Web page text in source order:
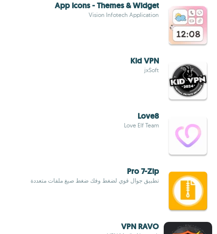
App Icons - Themes & Widget
Vision Infotech Application
Kid VPN
jxSoft
Love8
Love Elf Team
Pro 7-Zip
تطبيق جوال قوي لضغط وفك ضغط صيغ ملفات متعددة
VPN RAVO